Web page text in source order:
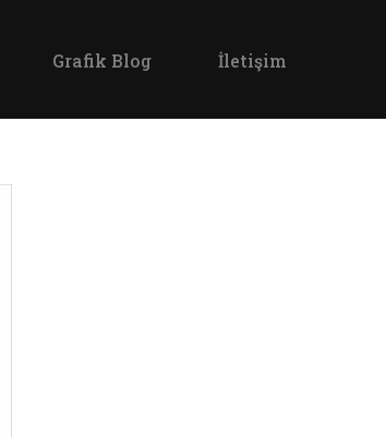
Grafik Blog İletişim